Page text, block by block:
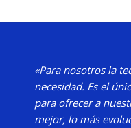
«Para nosotros la
necesidad. Es el
para ofrecer a
mejor, lo más